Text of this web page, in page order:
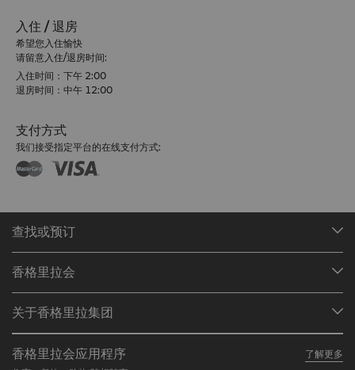
入住 / 退房
希望您入住愉快
请留意入住/退房时间:
入住时间：下午 2:00
退房时间：中午 12:00
支付方式
我们接受指定平台的在线支付方式:
查找或预订
查找预订
餐厅与酒吧
香格里拉会
加入香格里拉会
常见问题
关于香格里拉集团
我们的酒店品牌
职业发展
香格里拉会应用程序
了解更多